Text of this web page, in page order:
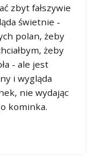
zbyt fałszywie
świetnie -
polan, żeby
żeby
- ale jest
i wygląda
nie wydając
kominka.